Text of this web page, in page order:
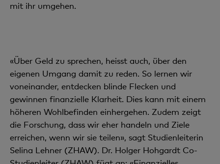
mit ihr umgehen.
«Über Geld zu sprechen, heisst auch, über den
eigenen Umgang damit zu reden. So lernen wir
voneinander, entdecken blinde Flecken und
gewinnen finanzielle Klarheit. Dies kann mit einem
höheren Wohlbefinden einhergehen. Zudem zeigt
die Forschung, dass wir eher handeln und Ziele
erreichen, wenn wir sie teilen», sagt Studienleiterin
Selina Lehner (ZHAW). Dr. Holger Hohgardt Co-